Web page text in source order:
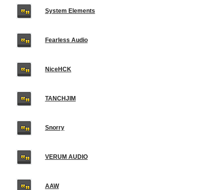
System Elements
Fearless Audio
NiceHCK
TANCHJIM
Snorry
VERUM AUDIO
AAW